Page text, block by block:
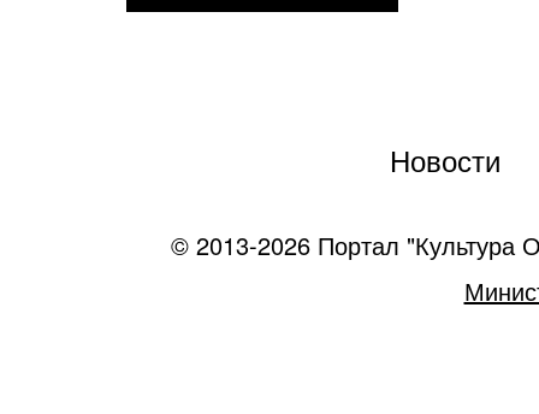
Новости
© 2013-2026 Портал "Культура